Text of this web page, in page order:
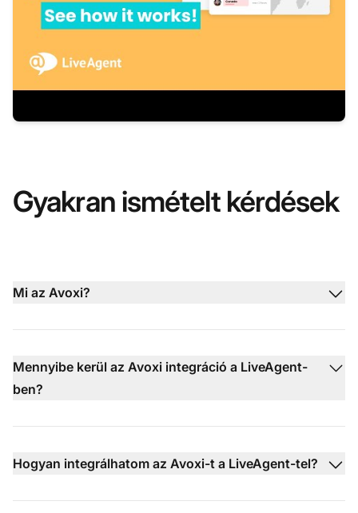
Gyakran ismételt kérdések
Mi az Avoxi?
Mennyibe kerül az Avoxi integráció a LiveAgent-
ben?
Hogyan integrálhatom az Avoxi-t a LiveAgent-tel?